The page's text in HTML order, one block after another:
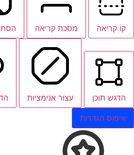
קו קריאה מסכת קריאה
הדגש תוכן עצור אנימציות
איפוס הגדרות